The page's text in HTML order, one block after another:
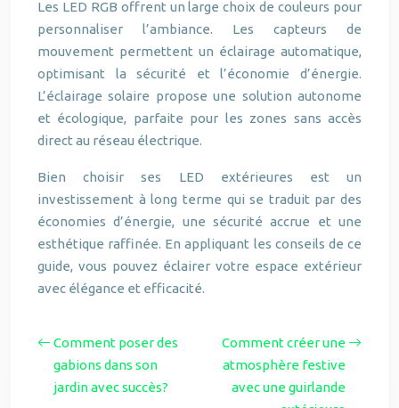
Les LED RGB offrent un large choix de couleurs pour
personnaliser l’ambiance. Les capteurs de
mouvement permettent un éclairage automatique,
optimisant la sécurité et l’économie d’énergie.
L’éclairage solaire propose une solution autonome
et écologique, parfaite pour les zones sans accès
direct au réseau électrique.
Bien choisir ses LED extérieures est un
investissement à long terme qui se traduit par des
économies d’énergie, une sécurité accrue et une
esthétique raffinée. En appliquant les conseils de ce
guide, vous pouvez éclairer votre espace extérieur
avec élégance et efficacité.
Comment poser des
gabions dans son
jardin avec succès?
Comment créer une
atmosphère festive
avec une guirlande